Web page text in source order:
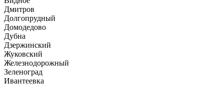
Дмитров
Долгопрудный
Домодедово
Дубна
Дзержинский
Жуковский
Железнодорожный
Зеленоград
Ивантеевка